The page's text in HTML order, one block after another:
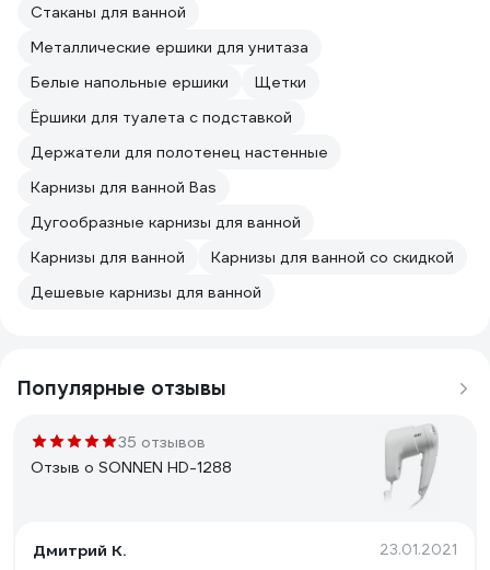
Стаканы для ванной
Металлические ершики для унитаза
Белые напольные ершики
Щетки
Ёршики для туалета с подставкой
Держатели для полотенец настенные
Карнизы для ванной Bas
Дугообразные карнизы для ванной
Карнизы для ванной
Карнизы для ванной со скидкой
Дешевые карнизы для ванной
Популярные отзывы
35 отзывов
Отзыв о SONNEN HD-1288
Дмитрий К. 23.01.2021